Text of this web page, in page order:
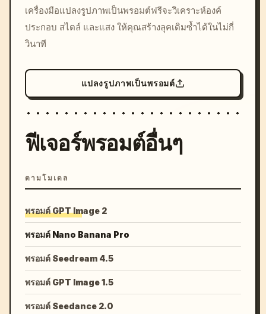
colors, 8k --v 6.0
เครื่องมือแปลงรูปภาพเป็นพรอมต์ฟรีจะวิเคราะห์องค์
ประกอบ สไตล์ และแสง ให้คุณสร้างลุคเดิมซ้ำได้ในไม่กี่
วินาที
แปลงรูปภาพเป็นพรอมต์
ฟีเจอร์พรอมต์อื่นๆ
ตามโมเดล
พรอมต์ GPT Image 2
พรอมต์ Nano Banana Pro
พรอมต์ Seedream 4.5
พรอมต์ GPT Image 1.5
พรอมต์ Seedance 2.0